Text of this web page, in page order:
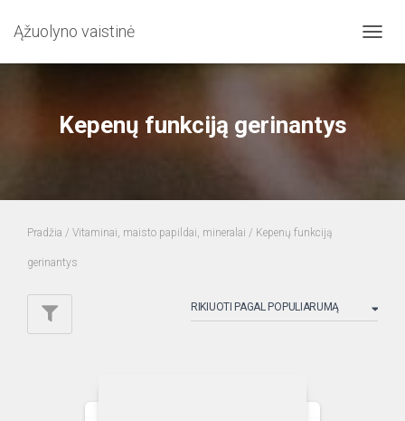
Ąžuolyno vaistinė
Kepenų funkciją gerinantys
Pradžia / Vitaminai, maisto papildai, mineralai / Kepenų funkciją
gerinantys